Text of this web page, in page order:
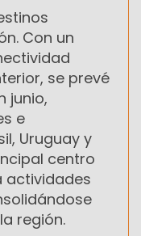
Con un
se prevé
junio,
e
Uruguay y
centro
actividades
región.